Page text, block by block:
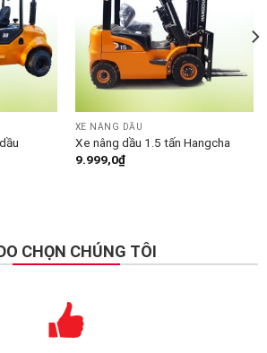
XE NÂNG DẦU
Xe nâng dầu 1.5 tấn Hangcha
9.999,0₫
CHỌN CHÚNG TÔI